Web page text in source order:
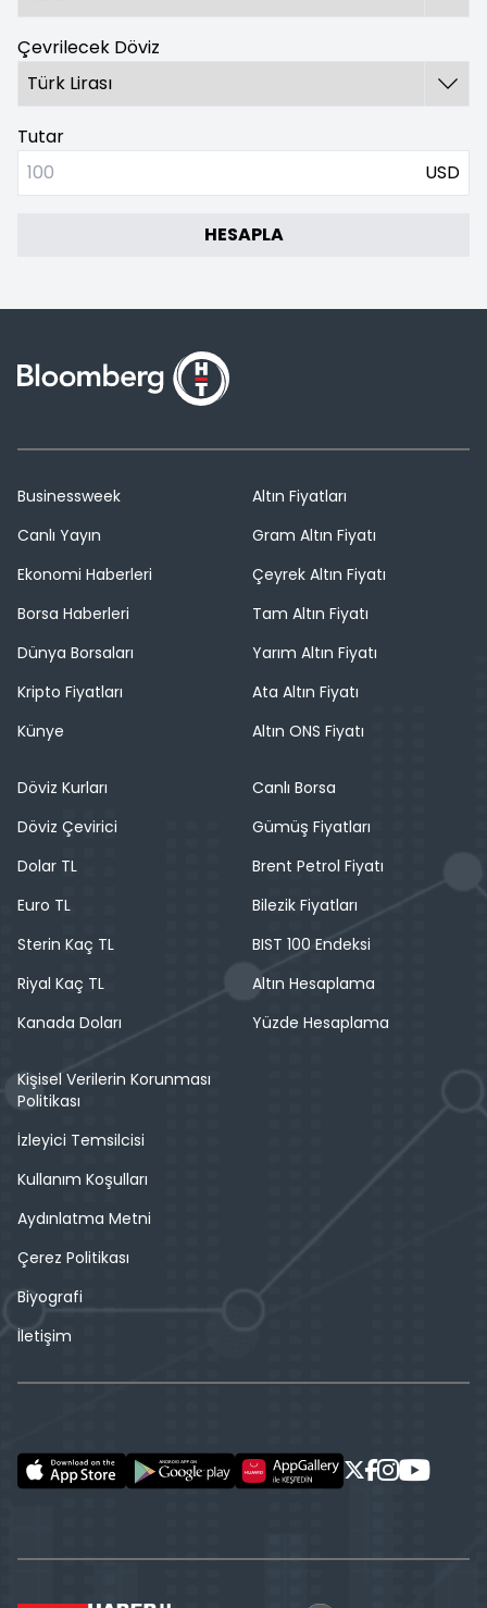
Çevrilecek Döviz
Tutar
USD
HESAPLA
Businessweek
Canlı Yayın
Ekonomi Haberleri
Borsa Haberleri
Dünya Borsaları
Kripto Fiyatları
Künye
Altın Fiyatları
Gram Altın Fiyatı
Çeyrek Altın Fiyatı
Tam Altın Fiyatı
Yarım Altın Fiyatı
Ata Altın Fiyatı
Altın ONS Fiyatı
Döviz Kurları
Döviz Çevirici
Dolar TL
Euro TL
Sterin Kaç TL
Riyal Kaç TL
Kanada Doları
Canlı Borsa
Gümüş Fiyatları
Brent Petrol Fiyatı
Bilezik Fiyatları
BIST 100 Endeksi
Altın Hesaplama
Yüzde Hesaplama
Kişisel Verilerin Korunması
Politikası
İzleyici Temsilcisi
Kullanım Koşulları
Aydınlatma Metni
Çerez Politikası
Biyografi
İletişim